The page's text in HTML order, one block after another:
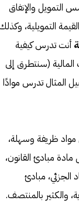
والإنفاق
التمويلية،
أنت تدرس كيفية
المالية (سنتطرق إلى
المثال تدرس موادًا
مواد ظريفة وسهلة،
مبادئ القانون،
الجزئي، مبادئ
والكثير بالمنتصف.